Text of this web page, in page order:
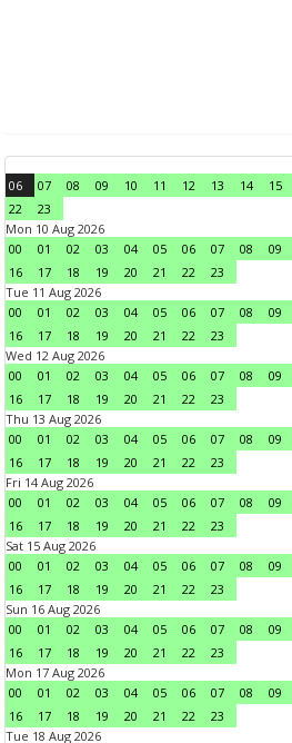
06 07 08 09 10 11 12 13 14 15
22
23
Mon 10 Aug 2026
00
01 02 03 04 05 06 07 08 09
16
17 18 19 20 21 22
23
Tue 11 Aug 2026
00
01 02 03 04 05 06 07 08 09
16
17 18 19 20 21 22
23
Wed 12 Aug 2026
00
01 02 03 04 05 06 07 08 09
16
17 18 19 20 21 22
23
Thu 13 Aug 2026
00
01 02 03 04 05 06 07 08 09
16
17 18 19 20 21 22
23
Fri 14 Aug 2026
00
01 02 03 04 05 06 07 08 09
16
17 18 19 20 21 22
23
Sat 15 Aug 2026
00
01 02 03 04 05 06 07 08 09
16
17 18 19 20 21 22
23
Sun 16 Aug 2026
00
01 02 03 04 05 06 07 08 09
16
17 18 19 20 21 22
23
Mon 17 Aug 2026
00
01 02 03 04 05 06 07 08 09
16
17 18 19 20 21 22
23
Tue 18 Aug 2026